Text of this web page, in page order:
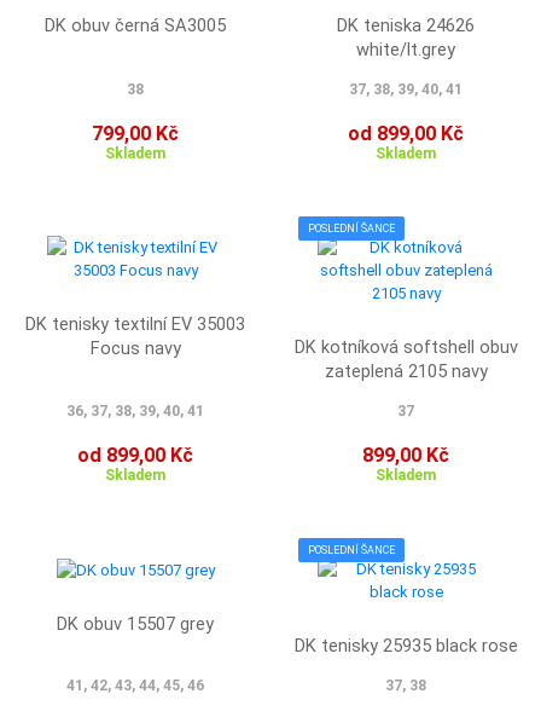
DK obuv černá SA3005
38
799,00 Kč
Skladem
DK teniska 24626
white/lt.grey
37, 38, 39, 40, 41
od 899,00 Kč
Skladem
DK tenisky textilní EV 35003
Focus navy
36, 37, 38, 39, 40, 41
od 899,00 Kč
Skladem
POSLEDNÍ ŠANCE
DK kotníková softshell obuv
zateplená 2105 navy
37
899,00 Kč
Skladem
DK obuv 15507 grey
41, 42, 43, 44, 45, 46
POSLEDNÍ ŠANCE
DK tenisky 25935 black rose
37, 38